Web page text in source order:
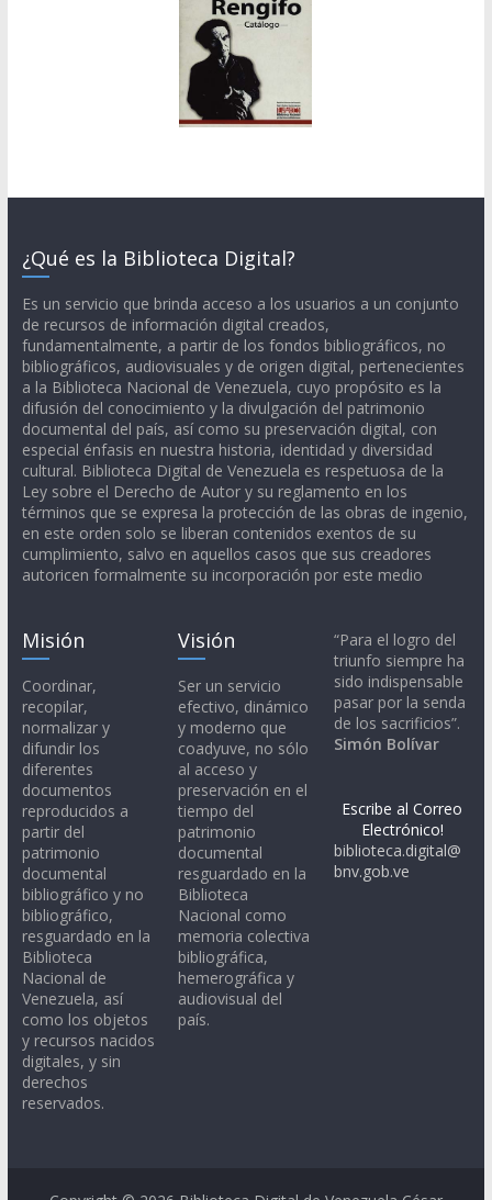
¿Qué es la Biblioteca Digital?
Es un servicio que brinda acceso a los usuarios a un conjunto
de recursos de información digital creados,
fundamentalmente, a partir de los fondos bibliográficos, no
bibliográficos, audiovisuales y de origen digital, pertenecientes
a la Biblioteca Nacional de Venezuela, cuyo propósito es la
difusión del conocimiento y la divulgación del patrimonio
documental del país, así como su preservación digital, con
especial énfasis en nuestra historia, identidad y diversidad
cultural. Biblioteca Digital de Venezuela es respetuosa de la
Ley sobre el Derecho de Autor y su reglamento en los
términos que se expresa la protección de las obras de ingenio,
en este orden solo se liberan contenidos exentos de su
cumplimiento, salvo en aquellos casos que sus creadores
autoricen formalmente su incorporación por este medio
Misión
Coordinar,
recopilar,
normalizar y
difundir los
diferentes
documentos
reproducidos a
partir del
patrimonio
documental
bibliográfico y no
bibliográfico,
resguardado en la
Biblioteca
Nacional de
Venezuela, así
como los objetos
y recursos nacidos
digitales, y sin
derechos
reservados.
Visión
Ser un servicio
efectivo, dinámico
y moderno que
coadyuve, no sólo
al acceso y
preservación en el
tiempo del
patrimonio
documental
resguardado en la
Biblioteca
Nacional como
memoria colectiva
bibliográfica,
hemerográfica y
audiovisual del
país.
“Para el logro del
triunfo siempre ha
sido indispensable
pasar por la senda
de los sacrificios”.
Simón Bolívar
Escribe al Correo
Electrónico!
biblioteca.digital@
bnv.gob.ve